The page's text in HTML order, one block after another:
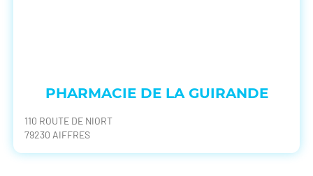
PHARMACIE DE LA GUIRANDE
110 ROUTE DE NIORT
79230 AIFFRES